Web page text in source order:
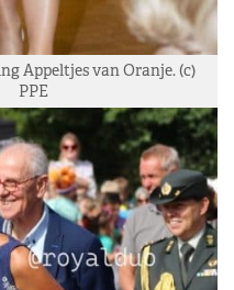
Appeltjes van Oranje. (c)
PPE